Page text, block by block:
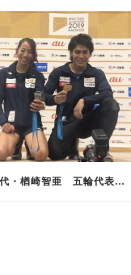
野口啓代・楢崎智亜 五輪代表内定